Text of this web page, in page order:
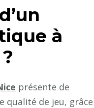
à
présente de
qualité de jeu, grâce